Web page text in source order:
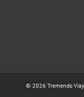
© 2026 Tremendo